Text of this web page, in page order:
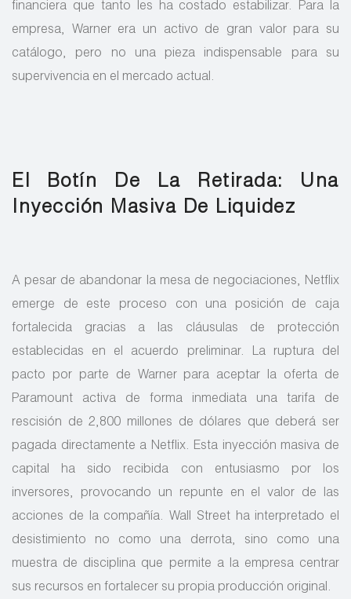
financiera que tanto les ha costado estabilizar. Para la
empresa, Warner era un activo de gran valor para su
catálogo, pero no una pieza indispensable para su
supervivencia en el mercado actual.
El Botín De La Retirada: Una
Inyección Masiva De Liquidez
A pesar de abandonar la mesa de negociaciones, Netflix
emerge de este proceso con una posición de caja
fortalecida gracias a las cláusulas de protección
establecidas en el acuerdo preliminar. La ruptura del
pacto por parte de Warner para aceptar la oferta de
Paramount activa de forma inmediata una tarifa de
rescisión de 2,800 millones de dólares que deberá ser
pagada directamente a Netflix. Esta inyección masiva de
capital ha sido recibida con entusiasmo por los
inversores, provocando un repunte en el valor de las
acciones de la compañía. Wall Street ha interpretado el
desistimiento no como una derrota, sino como una
muestra de disciplina que permite a la empresa centrar
sus recursos en fortalecer su propia producción original.